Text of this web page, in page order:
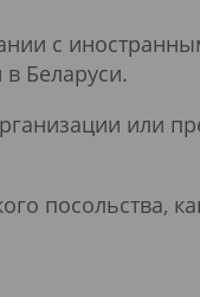
с
Беларуси.
или
посольства,